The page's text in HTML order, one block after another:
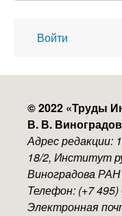
User
account
Войти
© 2022 «Труды
В. В.
Адрес редакции:
18/2, Институт
Виноградова РАН
Телефон: (+7 495)
Электронная